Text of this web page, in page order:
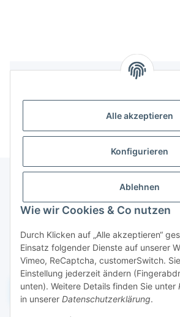
Alle akzeptieren
Konfigurieren
Ablehnen
Wie wir Cookies & Co nutzen
Durch Klicken auf „Alle akzeptieren“
Einsatz folgender Dienste auf unserer
Vimeo, ReCaptcha, customerSwitch.
Einstellung jederzeit ändern
unten). Weitere Details finden Sie unter
in unserer Datenschutzerklärung.
Informationen
Gesetzliche Informationen
Widerruf einreichen